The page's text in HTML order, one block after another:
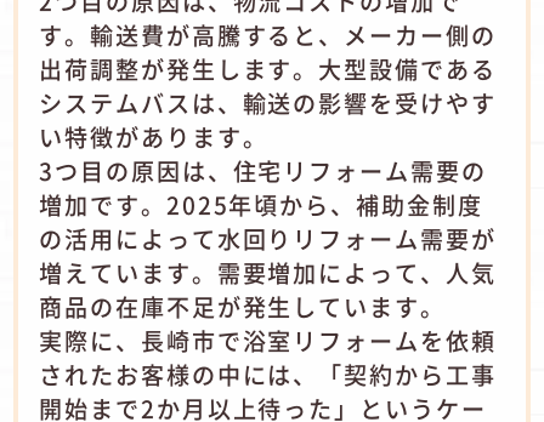
す。輸送費が高騰すると、メーカー側の
出荷調整が発生します。大型設備である
システムバスは、輸送の影響を受けやす
い特徴があります。
3つ目の原因は、住宅リフォーム需要の
増加です。2025年頃から、補助金制度
の活用によって水回りリフォーム需要が
増えています。需要増加によって、人気
商品の在庫不足が発生しています。
実際に、長崎市で浴室リフォームを依頼
されたお客様の中には、「契約から工事
開始まで2か月以上待った」というケー